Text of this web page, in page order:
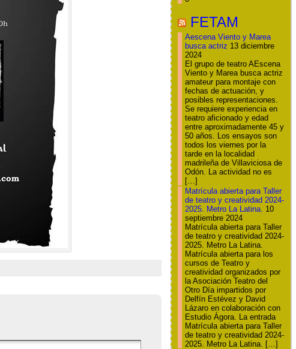
FETAM
Aescena Viento y Marea
busca actriz 13 diciembre
2024
El grupo de teatro AEscena
Viento y Marea busca actriz
amateur para montaje con
fechas de actuación, y
posibles representaciones.
Se requiere experiencia en
teatro aficionado y edad
entre aproximadamente 45 y
50 años. Los ensayos son
todos los viernes por la
tarde en la localidad
madrileña de Villaviciosa de
Odón. La actividad no es
[…]
Matrícula abierta para Taller
de teatro y creatividad 2024-
2025. Metro La Latina. 10
septiembre 2024
Matrícula abierta para Taller
de teatro y creatividad 2024-
2025. Metro La Latina.
Matrícula abierta para los
cursos de Teatro y
creatividad organizados por
la Asociación Teatro del
Otro Día impartidos por
Delfín Estévez y David
Lázaro en colaboración con
Estudio Ágora. La entrada
Matrícula abierta para Taller
de teatro y creatividad 2024-
2025. Metro La Latina. […]